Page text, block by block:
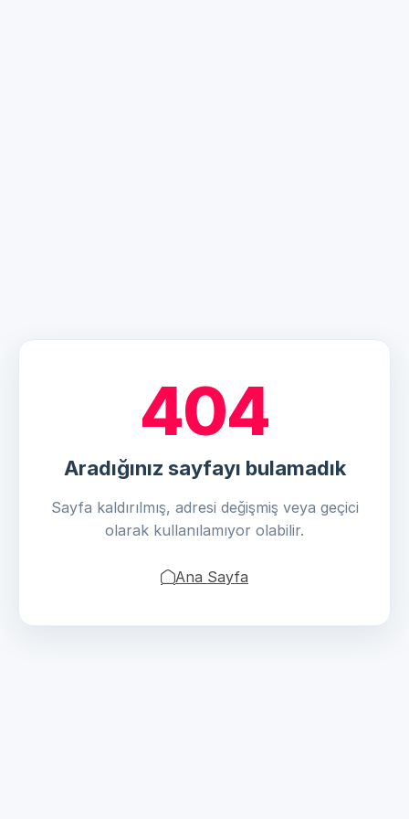
404
Aradığınız sayfayı bulamadık
Sayfa kaldırılmış, adresi değişmiş veya geçici
olarak kullanılamıyor olabilir.
Ana Sayfa